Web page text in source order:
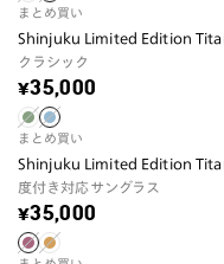
まとめ買い
Shinjuku Limited Edition
クラシック
¥35,000
まとめ買い
Shinjuku Limited Edition
度付き対応サングラス
¥35,000